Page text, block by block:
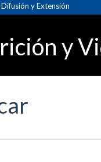
y Extensión
y